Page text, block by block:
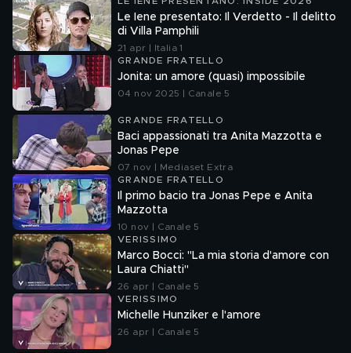
Le Iene presentato: Il Verdetto - Il delitto
di Villa Pamphili
21 apr | Italia 1
GRANDE FRATELLO
Jonita: un amore (quasi) impossibile
04 nov 2025 | Canale 5
GRANDE FRATELLO
Baci appassionati tra Anita Mazzotta e
Jonas Pepe
07 nov | Mediaset Extra
GRANDE FRATELLO
Il primo bacio tra Jonas Pepe e Anita
Mazzotta
10 nov | Canale 5
VERISSIMO
Marco Bocci: "La mia storia d'amore con
Laura Chiatti"
26 apr | Canale 5
VERISSIMO
Michelle Hunziker e l'amore
26 apr | Canale 5